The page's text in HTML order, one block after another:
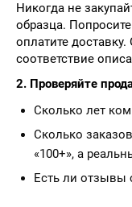
Никогда не
образца.
оплатите доставку.
соответствие
2. Проверяйте
Сколько лет
Сколько
«100+», а
Есть ли отзывы